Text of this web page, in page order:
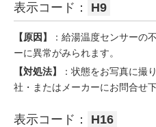
表示コード： H9
【原因】
：給湯温度センサーの
ーに異常がみられます。
【対処法】
：状態をお写真に撮
社・またはメーカーにお問合せ下
表示コード： H16